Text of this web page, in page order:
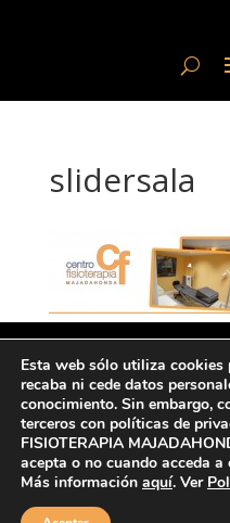
slidersala
© Copyright 2022
Ι Protección de
privacidad|Aviso
Esta web sólo utiliza
recaba ni cede datos
conocimiento. Sin embargo,
terceros con políticas de
FISIOTERAPIA
acepta o no cuando acceda a
Más información aquí. Ver